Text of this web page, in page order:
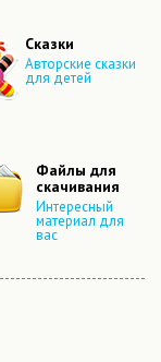
Сказки
Авторские сказки
для детей
Файлы для
скачивания
Интересный
материал для
вас